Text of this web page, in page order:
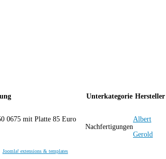
Unterkategorie Hersteller
0675 mit Platte 85 Euro
Nachfertigungen
Albert
Gerold
Joomla! extensions & templates